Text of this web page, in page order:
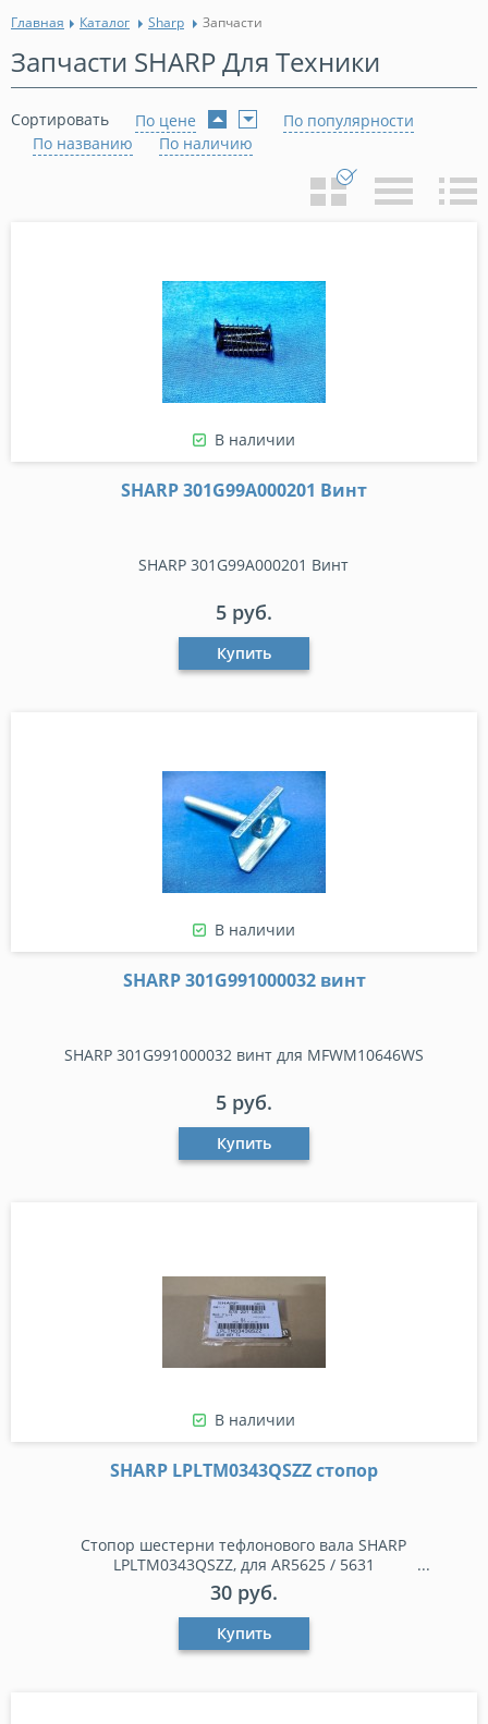
Главная Каталог Sharp Запчасти
Запчасти SHARP Для Техники
Сортировать По цене
По популярности
По названию
По наличию
В наличии
SHARP 301G99A000201 Винт
SHARP 301G99A000201 Винт
5 руб.
Купить
В наличии
SHARP 301G991000032 винт
SHARP 301G991000032 винт для MFWM10646WS
5 руб.
Купить
В наличии
SHARP LPLTM0343QSZZ стопор
Стопор шестерни тефлонового вала SHARP
LPLTM0343QSZZ, для AR5625 / 5631
30 руб.
Купить